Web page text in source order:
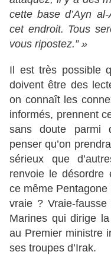
cette base d’Ayn
cet endroit. Tous
vous ripostez.” »
Il est très possible
doivent être des
on connaît les
informés, prennent
sans doute parmi
penser qu’on
sérieux que
renvoie le désordre
ce même
vraie ? Vraie-
Marines qui dirige
au Premier ministre
ses troupes d’Irak.